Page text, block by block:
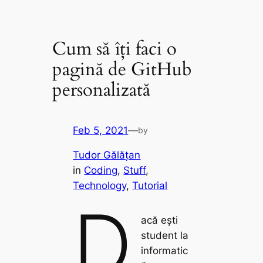
Cum să îți faci o
pagină de GitHub
personalizată
Feb 5, 2021—by
Tudor Gălățan
in Coding, Stuff
Technology, Tutorial
acă ești
student la
informatic